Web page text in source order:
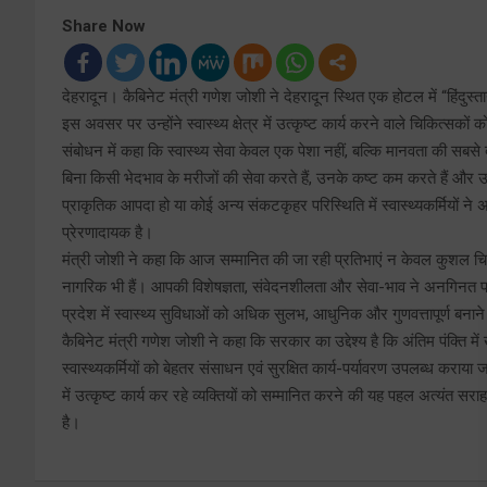
Share Now
देहरादून। कैबिनेट मंत्री गणेश जोशी ने देहरादून स्थित एक होटल में
इस अवसर पर उन्होंने स्वास्थ्य क्षेत्र में उत्कृष्ट कार्य करने वाले
संबोधन में कहा कि स्वास्थ्य सेवा केवल एक पेशा नहीं, बल्कि मानवता की सबसे
बिना किसी भेदभाव के मरीजों की सेवा करते हैं, उनके कष्ट कम करते हैं और
प्राकृतिक आपदा हो या कोई अन्य संकटकृहर परिस्थिति में स्वास्थ्यकर्मियों
प्रेरणादायक है।
मंत्री जोशी ने कहा कि आज सम्मानित की जा रही प्रतिभाएं न केवल कुशल
नागरिक भी हैं। आपकी विशेषज्ञता, संवेदनशीलता और सेवा-भाव ने अनगिनत
प्रदेश में स्वास्थ्य सुविधाओं को अधिक सुलभ, आधुनिक और गुणवत्तापूर्ण बनाने
कैबिनेट मंत्री गणेश जोशी ने कहा कि सरकार का उद्देश्य है कि अंतिम पंक्ति
स्वास्थ्यकर्मियों को बेहतर संसाधन एवं सुरक्षित कार्य-पर्यावरण उपलब्ध
में उत्कृष्ट कार्य कर रहे व्यक्तियों को सम्मानित करने की यह पहल अत्यंत
है।